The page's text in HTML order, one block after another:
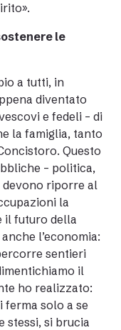
le
a tutti, in
diventato
e fedeli – di
la famiglia, tanto
Questo
– politica,
devono riporre al
la
il futuro della
l’economia:
sentieri
il
ho realizzato:
ferma solo a se
stessi, si brucia